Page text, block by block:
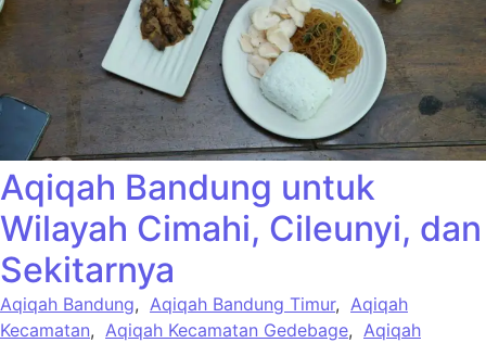
Aqiqah Bandung untuk
Wilayah Cimahi, Cileunyi, dan
Sekitarnya
Aqiqah Bandung, Aqiqah Bandung Timur, Aqiqah
Kecamatan, Aqiqah Kecamatan Gedebage, Aqiqah